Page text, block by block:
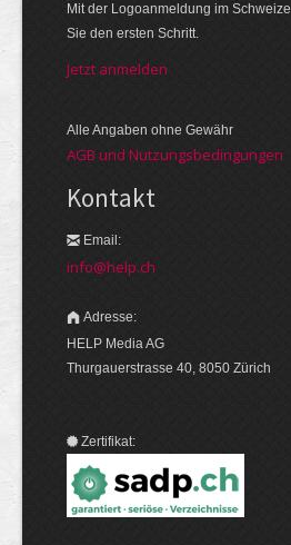
Mit der Logo­an­meldung im
Sie den ersten Schritt.
Jetzt anmelden
Alle Angaben ohne Gewähr
AGB und Nutzungsbedingungen
Kontakt
Email:
info@help.ch
Adresse:
HELP Media AG
Thurgauerstrasse 40, 8050 Zürich
Zertifikat: